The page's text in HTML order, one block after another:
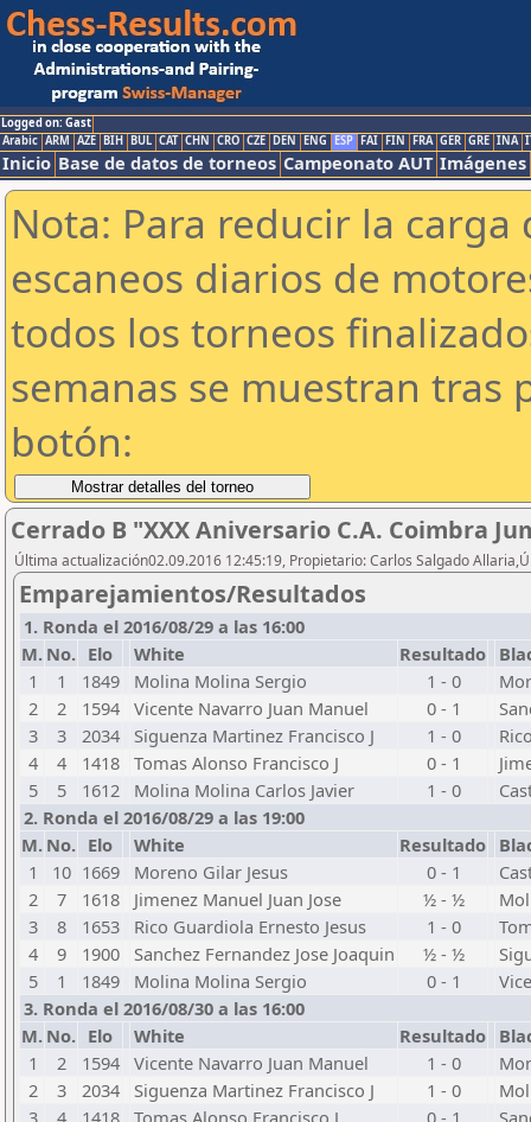
Logged on: Gast
Arabic ARM AZE BIH BUL CAT CHN CRO CZE DEN ENG ESP FAI FIN FRA GER GRE INA
Inicio Base de datos de torneos Campeonato AUT Imágenes
Nota: Para reducir la
escaneos diarios de
todos los torneos
semanas se muestran tras
botón:
Cerrado B "XXX Aniversario C.A. Coimbra
Última actualización02.09.2016 12:45:19, Propietario: Carlos Salgado
Emparejamientos/Resultados
1. Ronda el 2016/08/29 a las 16:00
M. No. Elo White Resultado
1
1 1849 Molina Molina Sergio 1 - 0
2
2 1594 Vicente Navarro Juan Manuel 0 - 1
3
3 2034 Siguenza Martinez Francisco J 1 - 0
4
4 1418 Tomas Alonso Francisco J 0 - 1
5
5 1612 Molina Molina Carlos Javier 1 - 0
2. Ronda el 2016/08/29 a las 19:00
M. No. Elo White Resultado
1
10 1669 Moreno Gilar Jesus 0 - 1
2
7 1618 Jimenez Manuel Juan Jose ½ - ½
3
8 1653 Rico Guardiola Ernesto Jesus 1 - 0
4
9 1900 Sanchez Fernandez Jose Joaquin ½ - ½
5
1 1849 Molina Molina Sergio 0 - 1
3. Ronda el 2016/08/30 a las 16:00
M. No. Elo White Resultado
1
2 1594 Vicente Navarro Juan Manuel 1 - 0
2
3 2034 Siguenza Martinez Francisco J 1 - 0
3
4 1418 Tomas Alonso Francisco J 0 - 1